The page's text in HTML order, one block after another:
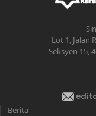
Lot 1, Jalan
Seksyen 15,
Berita